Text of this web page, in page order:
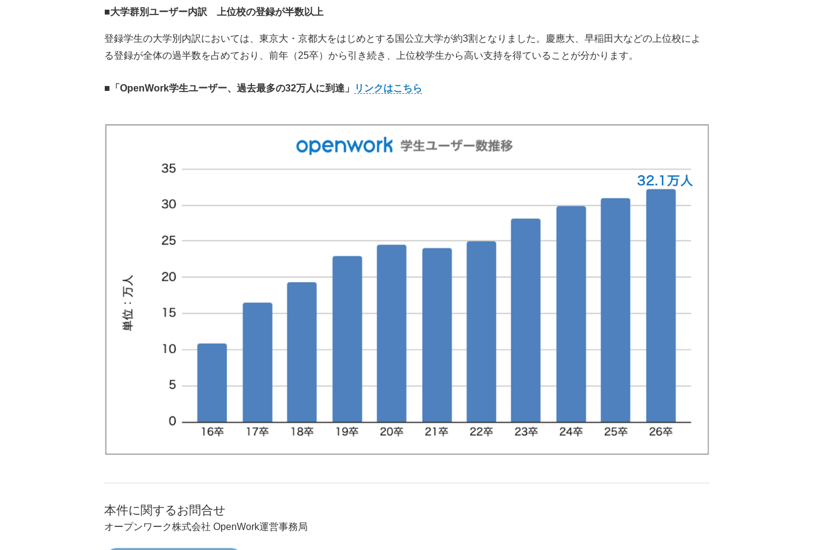
■大学群別ユーザー内訳 上位校の登録が半数以上
登録学生の大学別内訳においては、東京大・京都大をはじめとする国公立大学が約3割となりました。慶應大、早稲田大などの上位校によ
る登録が全体の過半数を占めており、前年（25卒）から引き続き、上位校学生から高い支持を得ていることが分かります。
■「OpenWork学生ユーザー、過去最多の32万人に到達」 リンクはこちら
本件に関するお問合せ
オープンワーク株式会社 OpenWork運営事務局